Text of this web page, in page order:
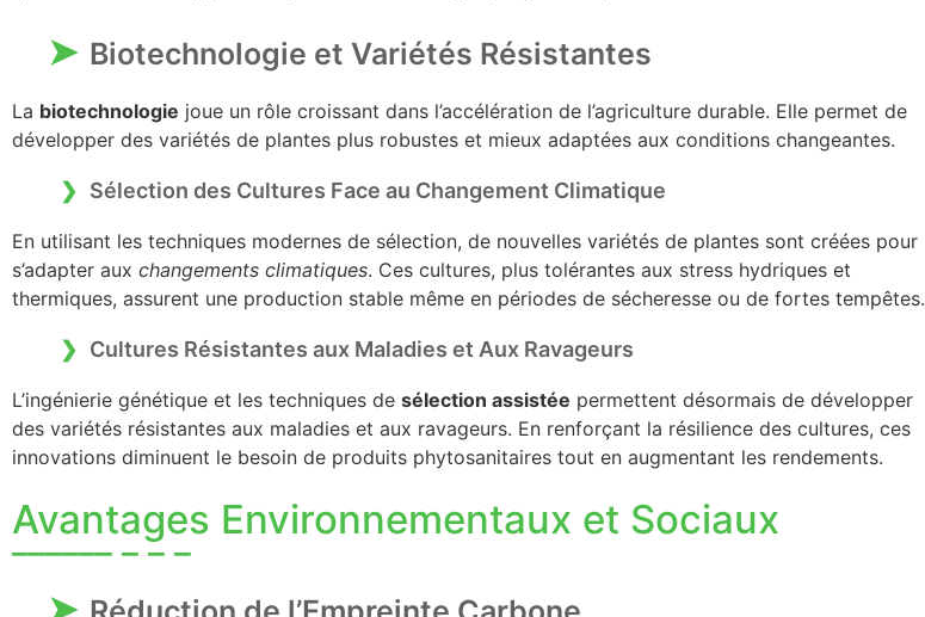
Biotechnologie et Variétés Résistantes
La biotechnologie joue un rôle croissant dans l’accélération de l’agriculture durable. Elle permet de
développer des variétés de plantes plus robustes et mieux adaptées aux conditions changeantes.
Sélection des Cultures Face au Changement Climatique
En utilisant les techniques modernes de sélection, de nouvelles variétés de plantes sont créées pour
s’adapter aux changements climatiques. Ces cultures, plus tolérantes aux stress hydriques et
thermiques, assurent une production stable même en périodes de sécheresse ou de fortes tempêtes.
Cultures Résistantes aux Maladies et Aux Ravageurs
L’ingénierie génétique et les techniques de sélection assistée permettent désormais de développer
des variétés résistantes aux maladies et aux ravageurs. En renforçant la résilience des cultures, ces
innovations diminuent le besoin de produits phytosanitaires tout en augmentant les rendements.
Avantages Environnementaux et Sociaux